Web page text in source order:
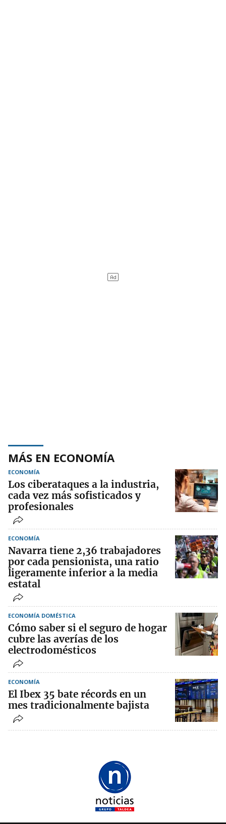
MÁS EN ECONOMÍA
ECONOMÍA
Los ciberataques a la industria,
cada vez más sofisticados y
profesionales
ECONOMÍA
Navarra tiene 2,36 trabajadores
por cada pensionista, una ratio
ligeramente inferior a la media
estatal
ECONOMÍA DOMÉSTICA
Cómo saber si el seguro de hogar
cubre las averías de los
electrodomésticos
ECONOMÍA
El Ibex 35 bate récords en un
mes tradicionalmente bajista